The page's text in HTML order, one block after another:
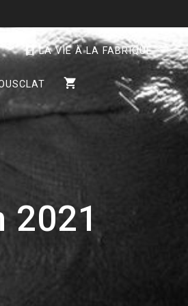
LA VIE À LA FABRIQUE
2021